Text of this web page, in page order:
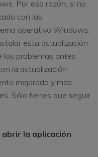
Por esa razón, si no
con las
operativo Windows,
esta actualización
los problemas antes
la actualización
mejorado y más
Sólo tienes que seguir
la aplicación